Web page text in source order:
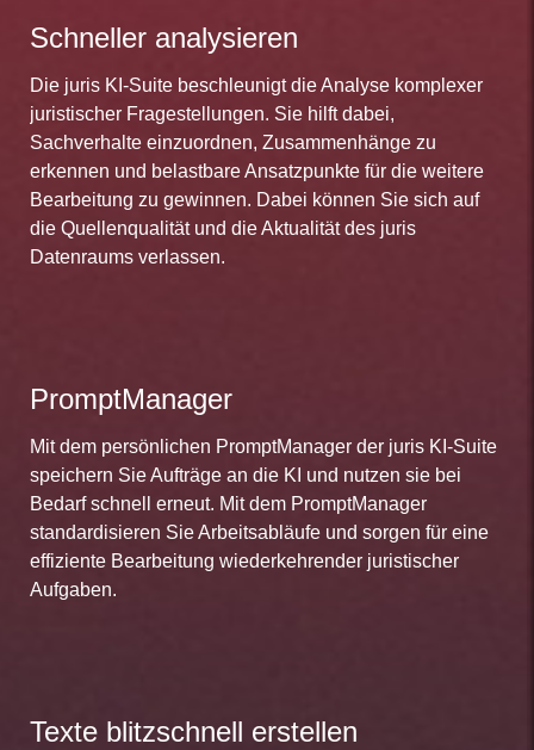
Schneller analysieren
Die juris KI-Suite beschleunigt die Analyse komplexer
juristischer Fragestellungen. Sie hilft dabei,
Sachverhalte einzuordnen, Zusammenhänge zu
erkennen und belastbare Ansatzpunkte für die weitere
Bearbeitung zu gewinnen. Dabei können Sie sich auf
die Quellenqualität und die Aktualität des juris
Datenraums verlassen.
PromptManager
Mit dem persönlichen PromptManager der juris KI-Suite
speichern Sie Aufträge an die KI und nutzen sie bei
Bedarf schnell erneut. Mit dem PromptManager
standardisieren Sie Arbeitsabläufe und sorgen für eine
effiziente Bearbeitung wiederkehrender juristischer
Aufgaben.
Texte blitzschnell erstellen